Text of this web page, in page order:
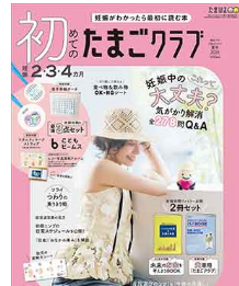
出典：Instagramアカウント「
りおさんは「ショートオール
色味が違うので、留め間違い
ところもお気に入りなんだと
く着られそうなシンプルデザ
夏の洗い替え用に◎。T
さんゲット